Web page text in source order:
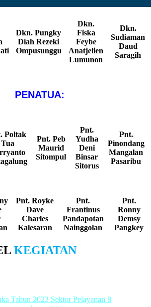
Dkn. Pungky
Diah Rezeki
Ompusunggu
Dkn.
Fiska
Feybe
Anatjelien
Lumunon
Dkn.
Sudiaman
Daud
Saragih
PENATUA:
Poltak
Tua
Pnt. Peb
Maurid
Sitompul
Pnt.
Yudha
Deni
Binsar
Sitorus
Pnt.
Pinondang
Mangalan
Pasaribu
Pnt. Royke
Dave
Charles
Kalesaran
Pnt.
Frantinus
Pandapotan
Nainggolan
Pnt.
Ronny
Demsy
Pangkey
KEGIATAN
Tahun 2023 Sektor Pelayanan 8